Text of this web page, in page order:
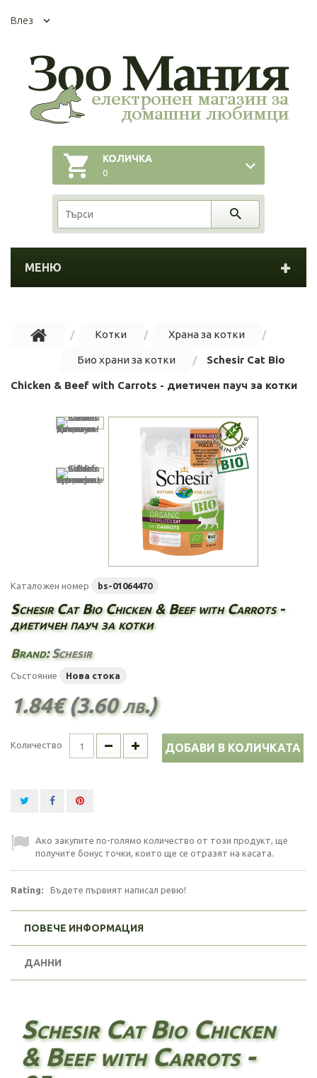
Влез
КОЛИЧКА
0
МЕНЮ
Котки Храна за котки
Био храни за котки Schesir Cat Bio
Chicken & Beef with Carrots - диетичен пауч за котки
Каталожен номер bs-01064470
Schesir Cat Bio Chicken & Beef with Carrots -
диетичен пауч за котки
Brand:Schesir
Състояние Нова стока
1.84€ (3.60 лв.)
Количество ДОБАВИ В КОЛИЧКАТА
Ако закупите по-голямо количество от този продукт, ще
получите бонус точки, които ще се отразят на касата.
Rating: Бъдете първият написал ревю!
ПОВЕЧЕ ИНФОРМАЦИЯ
ДАННИ
Schesir Cat Bio Chicken
& Beef with Carrots -